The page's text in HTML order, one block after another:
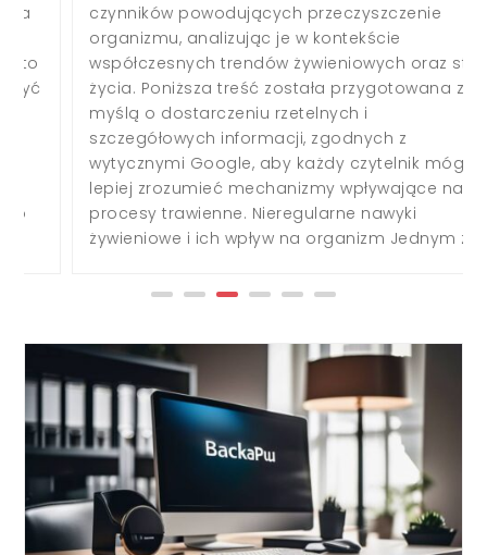
czynników powodujących przeczyszczenie
organizmu, analizując je w kontekście
współczesnych trendów żywieniowych oraz stylu
życia. Poniższa treść została przygotowana z
myślą o dostarczeniu rzetelnych i
szczegółowych informacji, zgodnych z
wytycznymi Google, aby każdy czytelnik mógł
lepiej zrozumieć mechanizmy wpływające na
procesy trawienne. Nieregularne nawyki
żywieniowe i ich wpływ na organizm Jednym z...